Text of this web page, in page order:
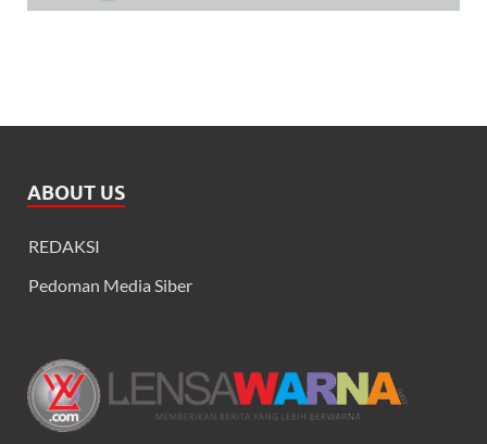
ABOUT US
REDAKSI
Pedoman Media Siber